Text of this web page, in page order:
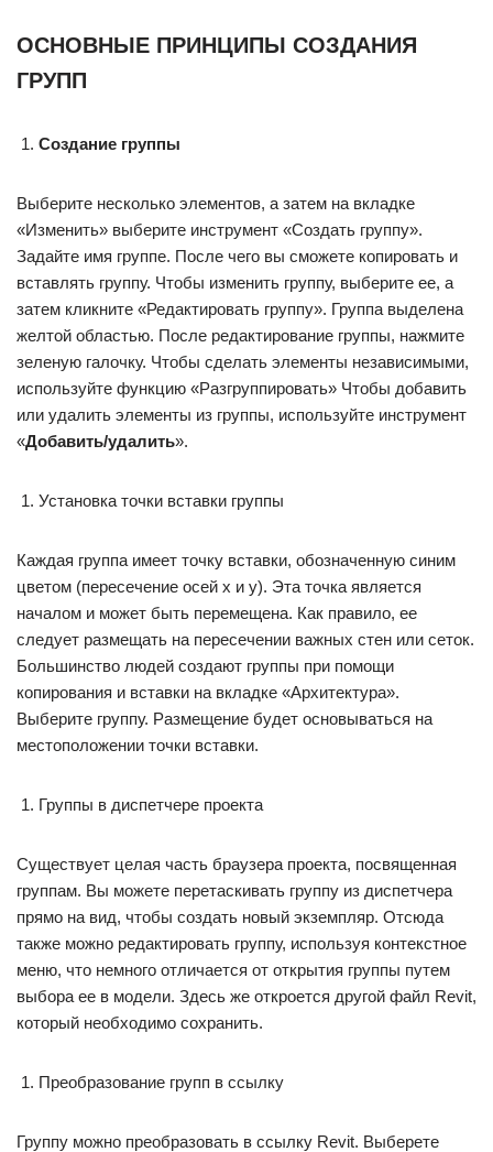
ОСНОВНЫЕ ПРИНЦИПЫ СОЗДАНИЯ
ГРУПП
Создание группы
Выберите несколько элементов, а затем на вкладке
«Изменить» выберите инструмент «Создать группу».
Задайте имя группе. После чего вы сможете копировать и
вставлять группу. Чтобы изменить группу, выберите ее, а
затем кликните «Редактировать группу». Группа выделена
желтой областью. После редактирование группы, нажмите
зеленую галочку. Чтобы сделать элементы независимыми,
используйте функцию «Разгруппировать» Чтобы добавить
или удалить элементы из группы, используйте инструмент
«Добавить/удалить».
Установка точки вставки группы
Каждая группа имеет точку вставки, обозначенную синим
цветом (пересечение осей х и у). Эта точка является
началом и может быть перемещена. Как правило, ее
следует размещать на пересечении важных стен или сеток.
Большинство людей создают группы при помощи
копирования и вставки на вкладке «Архитектура».
Выберите группу. Размещение будет основываться на
местоположении точки вставки.
Группы в диспетчере проекта
Существует целая часть браузера проекта, посвященная
группам. Вы можете перетаскивать группу из диспетчера
прямо на вид, чтобы создать новый экземпляр. Отсюда
также можно редактировать группу, используя контекстное
меню, что немного отличается от открытия группы путем
выбора ее в модели. Здесь же откроется другой файл Revit,
который необходимо сохранить.
Преобразование групп в ссылку
Группу можно преобразовать в ссылку Revit. Выберете